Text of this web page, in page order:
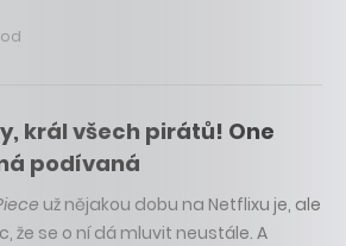
král všech pirátů! One
podívaná
už nějakou dobu na Netflixu je, ale
že se o ní dá mluvit neustále. A